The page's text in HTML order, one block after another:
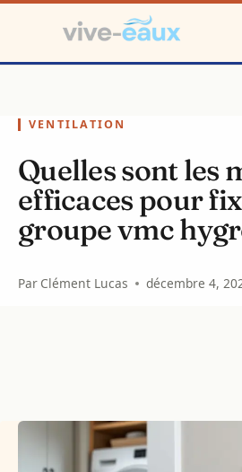
contenu
VENTILATION
Quelles sont les
efficaces pour
groupe vmc
Par Clément Lucas décembre 4,